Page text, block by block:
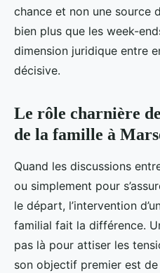
chance et non une source
bien plus que les week-
dimension juridique entre
décisive.
Le rôle charnière
de la famille à
Quand les discussions
ou simplement pour
le départ, l’intervention
familial fait la différence.
pas là pour attiser les
son objectif premier est de